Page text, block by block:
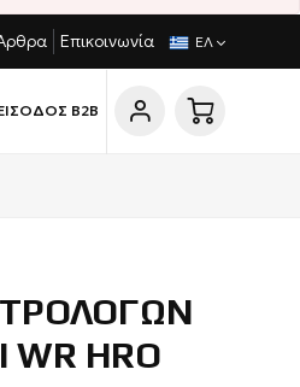
ΣΎΝΤΟΜΟΙ ΧΡΌΝΟΙ ΠΑΡΆΔΟΣΗΣ
Επικοινωνία ΕΛ
Β2Β
WR HRO